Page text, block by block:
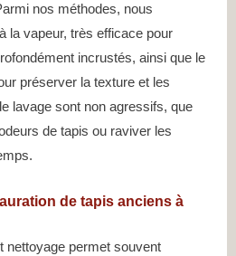
nos méthodes, nous
la vapeur, très efficace pour
incrustés, ainsi que le
préserver la texture et les
lavage sont non agressifs, que
de tapis ou raviver les
de tapis anciens à
nettoyage permet souvent